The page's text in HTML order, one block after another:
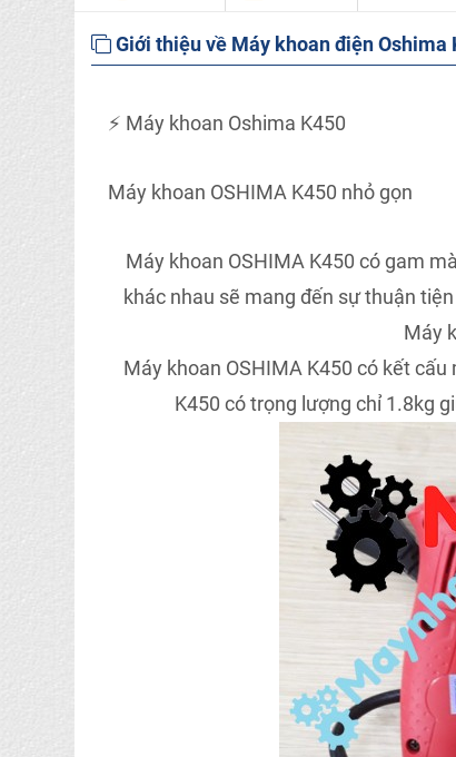
Giới thiệu về Máy khoan điện Oshima
⚡ Máy khoan Oshima K450
Máy khoan OSHIMA K450 nhỏ gọn
Máy khoan OSHIMA K450 có gam
khác nhau sẽ mang đến sự thuận
Máy
Máy khoan OSHIMA K450 có kết
K450 có trọng lượng chỉ 1.8kg